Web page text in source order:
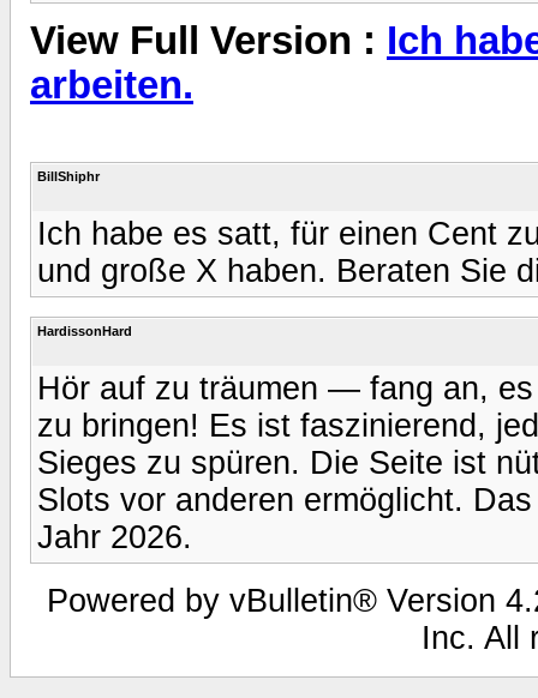
View Full Version : Ich
arbeiten.
BillShiphr
Ich habe es satt, für einen Cent
und große X haben. Beraten Sie
HardissonHard
Hör auf zu träumen — fang an,
zu bringen! Es ist faszinierend,
Sieges zu spüren. Die Seite ist
Slots vor anderen ermöglicht.
Jahr 2026.
Powered by vBulletin® Version
Inc. All